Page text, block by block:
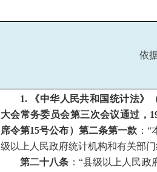
依
1.
《中华人民共和国统计法》
大会常务委员会第三次会议通过，
席令第15号公布）第二条第一款 ：
级以上人民政府统计机构和有关部
第二十八条 ：“县级以上人民